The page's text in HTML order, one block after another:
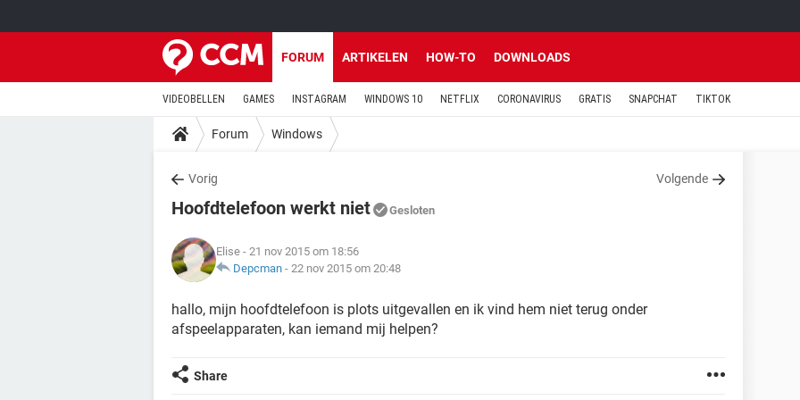
FORUM ARTIKELEN HOW-TO DOWNLOADS
VIDEOBELLEN GAMES INSTAGRAM WINDOWS 10 NETFLIX CORONAVIRUS GRATIS SNAPCHAT TIKTOK
Forum Windows
Vorig Volgende
Hoofdtelefoon werkt niet Gesloten
Elise - 21 nov 2015 om 18:56
Depcman - 22 nov 2015 om 20:48
hallo, mijn hoofdtelefoon is plots uitgevallen en ik vind hem niet terug onder
afspeelapparaten, kan iemand mij helpen?
Share